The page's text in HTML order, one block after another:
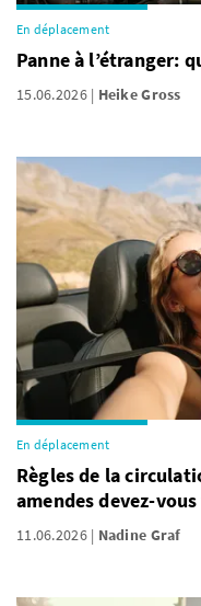
En déplacement
Panne à l’étranger:
15.06.2026 Heike Gross
En déplacement
Règles de la
amendes devez-
11.06.2026 Nadine Graf